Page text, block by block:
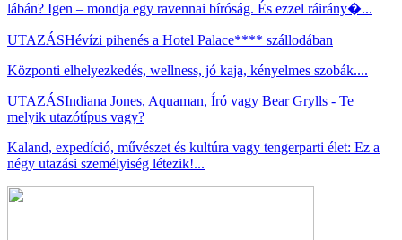
lábán? Igen – mondja egy ravennai bíróság. És ezzel ráirány�...
UTAZÁSHévízi pihenés a Hotel Palace**** szállodában
Központi elhelyezkedés, wellness, jó kaja, kényelmes szobák....
UTAZÁSIndiana Jones, Aquaman, Író vagy Bear Grylls - Te
melyik utazótípus vagy?
Kaland, expedíció, művészet és kultúra vagy tengerparti élet: Ez a
négy utazási személyiség létezik!...